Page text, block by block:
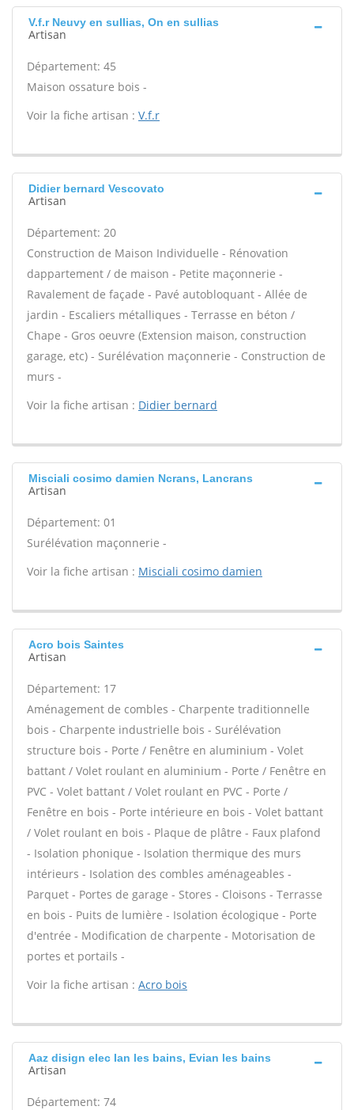
V.f.r Neuvy en sullias, On en sullias
Artisan
Département: 45
Maison ossature bois -
Voir la fiche artisan : V.f.r
Didier bernard Vescovato
Artisan
Département: 20
Construction de Maison Individuelle - Rénovation
dappartement / de maison - Petite maçonnerie -
Ravalement de façade - Pavé autobloquant - Allée de
jardin - Escaliers métalliques - Terrasse en béton /
Chape - Gros oeuvre (Extension maison, construction
garage, etc) - Surélévation maçonnerie - Construction de
murs -
Voir la fiche artisan : Didier bernard
Misciali cosimo damien Ncrans, Lancrans
Artisan
Département: 01
Surélévation maçonnerie -
Voir la fiche artisan : Misciali cosimo damien
Acro bois Saintes
Artisan
Département: 17
Aménagement de combles - Charpente traditionnelle
bois - Charpente industrielle bois - Surélévation
structure bois - Porte / Fenêtre en aluminium - Volet
battant / Volet roulant en aluminium - Porte / Fenêtre en
PVC - Volet battant / Volet roulant en PVC - Porte /
Fenêtre en bois - Porte intérieure en bois - Volet battant
/ Volet roulant en bois - Plaque de plâtre - Faux plafond
- Isolation phonique - Isolation thermique des murs
intérieurs - Isolation des combles aménageables -
Parquet - Portes de garage - Stores - Cloisons - Terrasse
en bois - Puits de lumière - Isolation écologique - Porte
d'entrée - Modification de charpente - Motorisation de
portes et portails -
Voir la fiche artisan : Acro bois
Aaz disign elec Ian les bains, Evian les bains
Artisan
Département: 74